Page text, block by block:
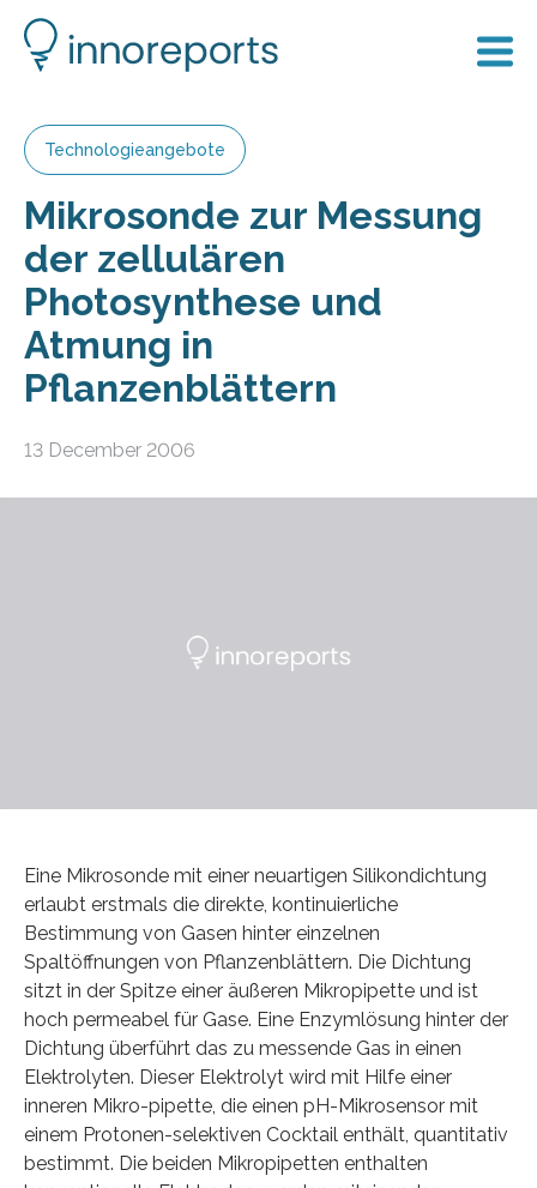
Technologieangebote
Mikrosonde zur Messung
der zellulären
Photosynthese und
Atmung in
Pflanzenblättern
13 December 2006
Eine Mikrosonde mit einer neuartigen Silikondichtung
erlaubt erstmals die direkte, kontinuierliche
Bestimmung von Gasen hinter einzelnen
Spaltöffnungen von Pflanzenblättern. Die Dichtung
sitzt in der Spitze einer äußeren Mikropipette und ist
hoch permeabel für Gase. Eine Enzymlösung hinter der
Dichtung überführt das zu messende Gas in einen
Elektrolyten. Dieser Elektrolyt wird mit Hilfe einer
inneren Mikro-pipette, die einen pH-Mikrosensor mit
einem Protonen-selektiven Cocktail enthält, quantitativ
bestimmt. Die beiden Mikropipetten enthalten